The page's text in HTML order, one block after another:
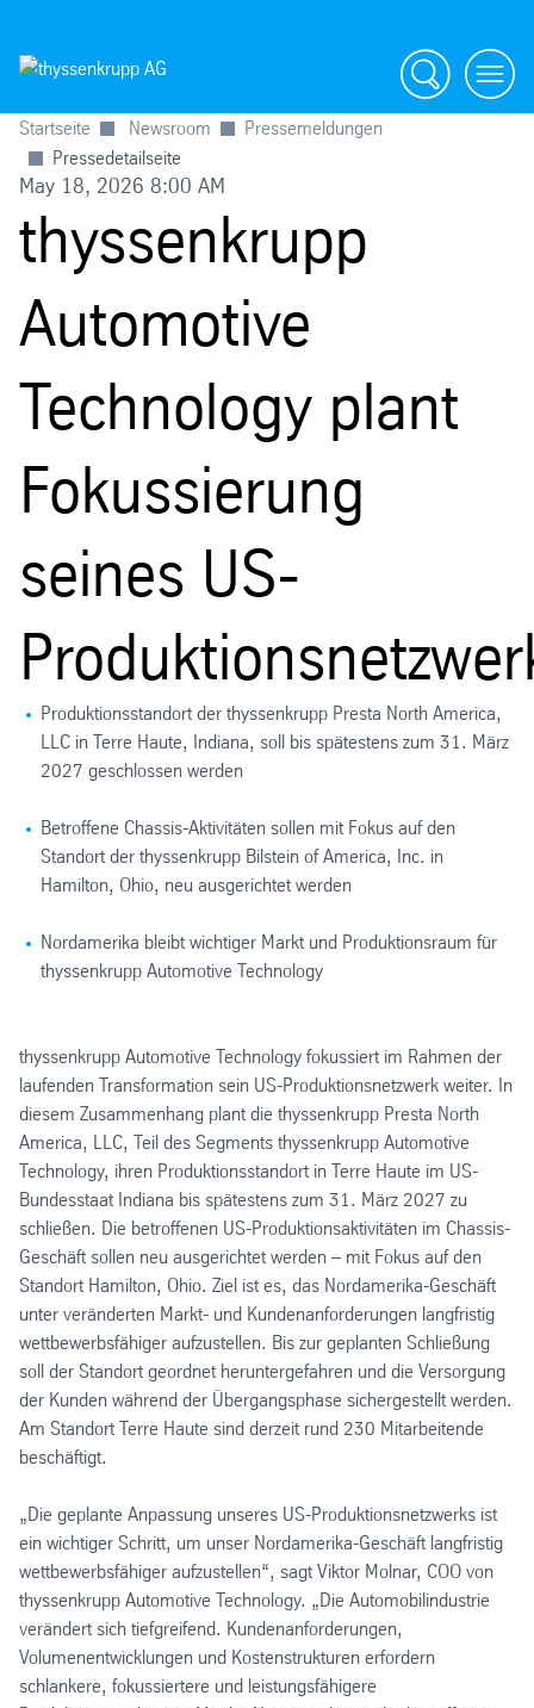
Suche menü
Startseite Newsroom
Pressemeldungen
Pressedetailseite
May 18, 2026 8:00 AM
thyssenkrupp
Automotive
Technology plant
Fokussierung
seines US-
Produktionsstandort der thyssenkrupp Presta North America,
LLC in Terre Haute, Indiana, soll bis spätestens zum 31. März
2027 geschlossen werden
Betroffene Chassis-Aktivitäten sollen mit Fokus auf den
Standort der thyssenkrupp Bilstein of America, Inc. in
Hamilton, Ohio, neu ausgerichtet werden
Nordamerika bleibt wichtiger Markt und Produktionsraum für
thyssenkrupp Automotive Technology
thyssenkrupp Automotive Technology fokussiert im Rahmen der
laufenden Transformation sein US-Produktionsnetzwerk weiter. In
diesem Zusammenhang plant die thyssenkrupp Presta North
America, LLC, Teil des Segments thyssenkrupp Automotive
Technology, ihren Produktionsstandort in Terre Haute im US-
Bundesstaat Indiana bis spätestens zum 31. März 2027 zu
schließen. Die betroffenen US-Produktionsaktivitäten im Chassis-
Geschäft sollen neu ausgerichtet werden – mit Fokus auf den
Standort Hamilton, Ohio. Ziel ist es, das Nordamerika-Geschäft
unter veränderten Markt- und Kundenanforderungen langfristig
wettbewerbsfähiger aufzustellen. Bis zur geplanten Schließung
soll der Standort geordnet heruntergefahren und die Versorgung
der Kunden während der Übergangsphase sichergestellt werden.
Am Standort Terre Haute sind derzeit rund 230 Mitarbeitende
beschäftigt.
„Die geplante Anpassung unseres US-Produktionsnetzwerks ist
ein wichtiger Schritt, um unser Nordamerika-Geschäft langfristig
wettbewerbsfähiger aufzustellen“, sagt Viktor Molnar, COO von
thyssenkrupp Automotive Technology. „Die Automobilindustrie
verändert sich tiefgreifend. Kundenanforderungen,
Volumenentwicklungen und Kostenstrukturen erfordern
schlankere, fokussiertere und leistungsfähigere